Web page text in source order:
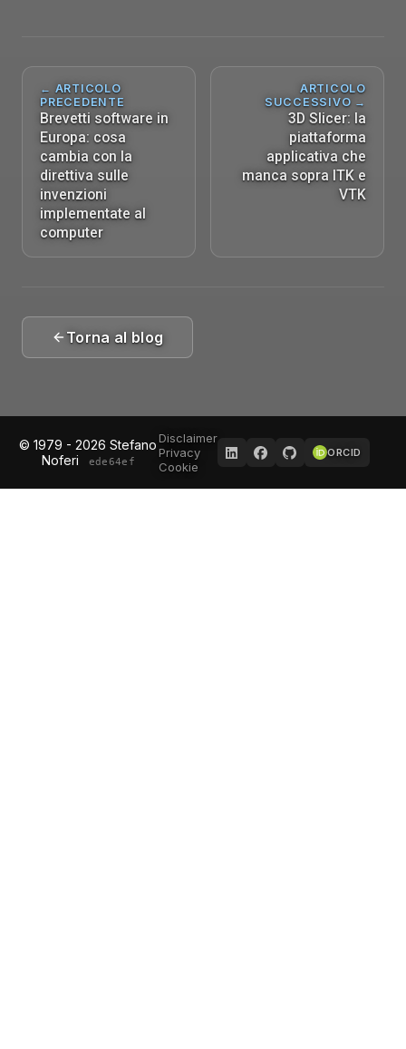
← ARTICOLO
PRECEDENTE
Brevetti software in
Europa: cosa
cambia con la
direttiva sulle
invenzioni
implementate al
computer
ARTICOLO
SUCCESSIVO →
3D Slicer: la
piattaforma
applicativa che
manca sopra ITK e
VTK
Torna al blog
© 1979 - 2026 Stefano
Noferi
ede64ef
Disclaimer
Privacy
Cookie
ORCID